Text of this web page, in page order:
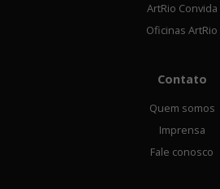
ArtRio Convida
Oficinas ArtRio
Contato
Quem somos
Imprensa
Fale conosco